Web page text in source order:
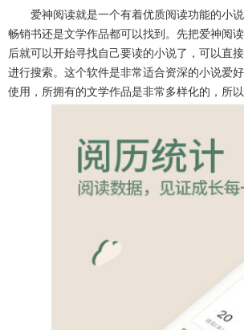
娱乐资讯
96款应用
爱神阅读就是一个有着优质阅读功能的小
畅销书还是文学作品都可以找到。先把爱神阅
后就可以开始寻找自己要读的小说了，可以直
进行搜索。这个软件是非常适合资深的小说爱
使用，所拥有的文学作品是非常多样化的，所以